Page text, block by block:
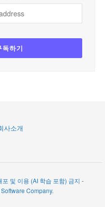
사소개
및 이용 (AI 학습 포함) 금지 -
Company.